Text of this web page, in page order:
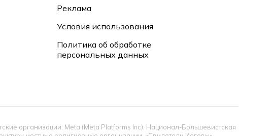
Реклама
Условия использования
Политика об обработке
персональных данных
организации: Meta (Meta Platforms Inc), Национал-Большевистская